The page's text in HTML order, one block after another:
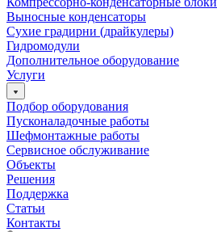
Выносные конденсаторы
Сухие градирни (драйкулеры)
Гидромодули
Дополнительное оборудование
Услуги
Подбор оборудования
Пусконаладочные работы
Шефмонтажные работы
Сервисное обслуживание
Объекты
Решения
Поддержка
Статьи
Контакты